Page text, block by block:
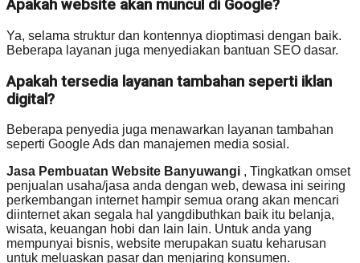
Apakah website akan muncul di Google?
Ya, selama struktur dan kontennya dioptimasi dengan baik.
Beberapa layanan juga menyediakan bantuan SEO dasar.
Apakah tersedia layanan tambahan seperti iklan
digital?
Beberapa penyedia juga menawarkan layanan tambahan
seperti Google Ads dan manajemen media sosial.
Jasa Pembuatan Website Banyuwangi , Tingkatkan omset
penjualan usaha/jasa anda dengan web, dewasa ini seiring
perkembangan internet hampir semua orang akan mencari
diinternet akan segala hal yangdibuthkan baik itu belanja,
wisata, keuangan hobi dan lain lain. Untuk anda yang
mempunyai bisnis, website merupakan suatu keharusan
untuk meluaskan pasar dan menjaring konsumen.